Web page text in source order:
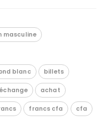
masculine
blanc billets
échange achat
francs cfa cfa